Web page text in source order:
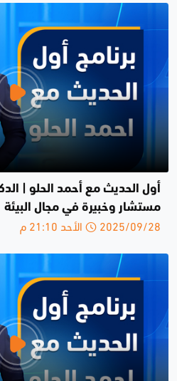
أول الحديث مع أحمد الحلو |
مستشار وخبيرة في مجال البيئة
2025/09/28 الأحد 21:10 م